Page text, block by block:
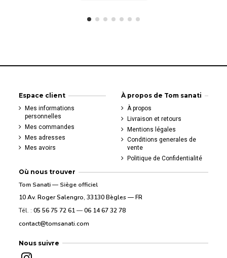
Espace client
Mes informations
personnelles
Mes commandes
Mes adresses
Mes avoirs
À propos de Tom sanati
À propos
Livraison et retours
Mentions légales
Conditions generales de
vente
Politique de Confidentialité
Où nous trouver
Tom Sanati — Siège officiel
10 Av. Roger Salengro, 33130 Bègles — FR
Tél. :05 56 75 72 61—06 14 67 32 78
contact@tomsanati.com
Nous suivre